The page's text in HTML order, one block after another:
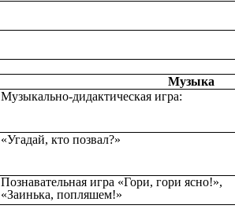
Музыка
Музыкально-дидактическая игра:
«Угадай, кто позвал?»
Познавательная игра «Гори, гори ясно!»,
«Заинька, попляшем!»